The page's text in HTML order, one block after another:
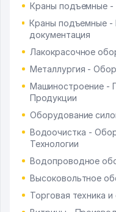
Краны подъемные
Краны подъемные -
документация
Лакокрасочное
Металлургия -
Машиностроение -
Продукции
Оборудование
Водоочистка -
Технологии
Водопроводное
Высоковольтное
Торговая техника